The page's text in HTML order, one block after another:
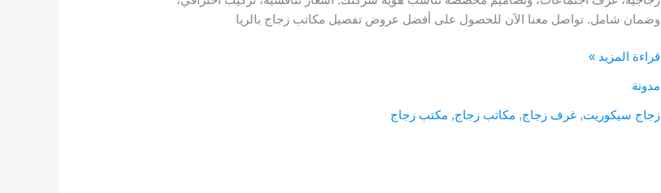
وضمان شامل. تواصل معنا الآن للحصول على أفضل عروض تفصيل مكاتب زجاج بالريا
قراءة المزيد »
مدونة
زجاج سيكوريت,غرف زجاج, مكاتب زجاج, مكتب زجاج